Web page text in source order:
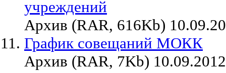
учреждений
Архив (RAR, 616Kb)
График совещаний МОКК
Архив (RAR, 7Kb) 10.09.2012